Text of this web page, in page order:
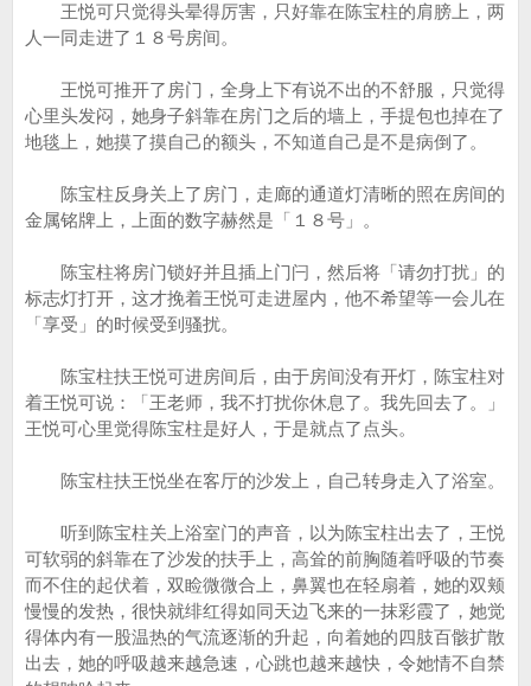
王悦可只觉得头晕得厉害，只好靠在陈宝柱的肩膀上，两
人一同走进了１８号房间。
王悦可推开了房门，全身上下有说不出的不舒服，只觉得
心里头发闷，她身子斜靠在房门之后的墙上，手提包也掉在了
地毯上，她摸了摸自己的额头，不知道自己是不是病倒了。
陈宝柱反身关上了房门，走廊的通道灯清晰的照在房间的
金属铭牌上，上面的数字赫然是「１８号」。
陈宝柱将房门锁好并且插上门闩，然后将「请勿打扰」的
标志灯打开，这才挽着王悦可走进屋内，他不希望等一会儿在
「享受」的时候受到骚扰。
陈宝柱扶王悦可进房间后，由于房间没有开灯，陈宝柱对
着王悦可说：「王老师，我不打扰你休息了。我先回去了。」
王悦可心里觉得陈宝柱是好人，于是就点了点头。
陈宝柱扶王悦坐在客厅的沙发上，自己转身走入了浴室。
听到陈宝柱关上浴室门的声音，以为陈宝柱出去了，王悦
可软弱的斜靠在了沙发的扶手上，高耸的前胸随着呼吸的节奏
而不住的起伏着，双睑微微合上，鼻翼也在轻扇着，她的双颊
慢慢的发热，很快就绯红得如同天边飞来的一抹彩霞了，她觉
得体内有一股温热的气流逐渐的升起，向着她的四肢百骸扩散
出去，她的呼吸越来越急速，心跳也越来越快，令她情不自禁